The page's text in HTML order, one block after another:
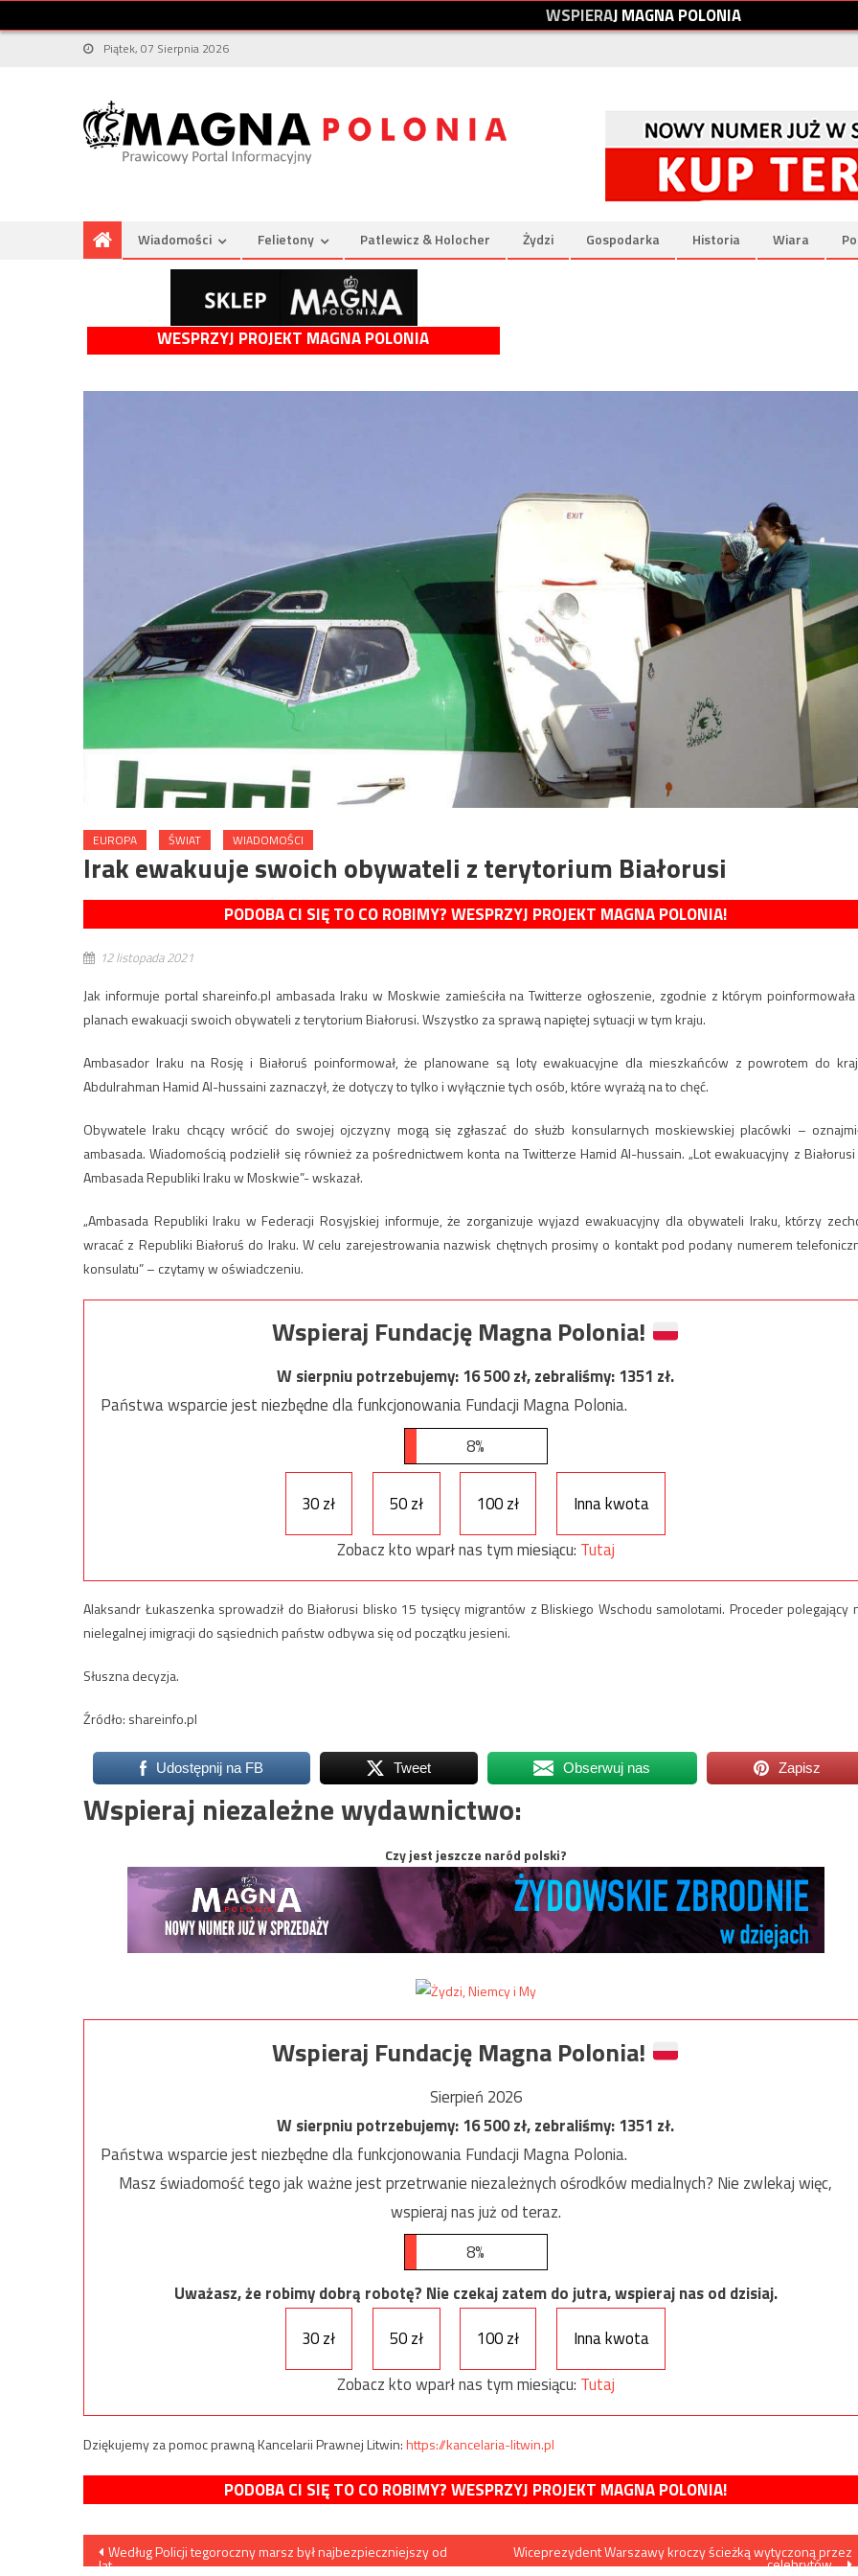
WSPIERAJMAGNAPOLONIA
Piątek, 07 Sierpnia 2026
Wiadomości Felietony Patlewicz & Holocher Żydzi Gospodarka Historia Wiara
WESPRZYJ PROJEKT MAGNA POLONIA
EUROPA ŚWIAT WIADOMOŚCI
Irak ewakuuje swoich obywateli z terytorium Białorusi
PODOBA CI SIĘ TO CO ROBIMY? WESPRZYJ PROJEKT MAGNA POLONIA!
12 listopada 2021
Jak informuje portal shareinfo.pl ambasada Iraku w Moskwie zamieściła na Twitterze ogłoszenie, zgodnie z którym
planach ewakuacji swoich obywateli z terytorium Białorusi. Wszystko za sprawą napiętej sytuacji w tym kraju.
Ambasador Iraku na Rosję i Białoruś poinformował, że planowane są loty ewakuacyjne dla mieszkańców z powrotem do
Abdulrahman Hamid Al-hussaini zaznaczył, że dotyczy to tylko i wyłącznie tych osób, które wyrażą na to chęć.
Obywatele Iraku chcący wrócić do swojej ojczyzny mogą się zgłaszać do służb konsularnych moskiewskiej placówki –
ambasada. Wiadomością podzielił się również za pośrednictwem konta na Twitterze Hamid Al-hussain. „Lot ewakuacyjny z
Ambasada Republiki Iraku w Moskwie”- wskazał.
„Ambasada Republiki Iraku w Federacji Rosyjskiej informuje, że zorganizuje wyjazd ewakuacyjny dla obywateli Iraku, którzy
wracać z Republiki Białoruś do Iraku. W celu zarejestrowania nazwisk chętnych prosimy o kontakt pod podany numerem
konsulatu” – czytamy w oświadczeniu.
Wspieraj Fundację Magna Polonia!
W sierpniu potrzebujemy:16 500zł, zebraliśmy:1351 zł.
Państwa wsparcie jest niezbędne dla funkcjonowania Fundacji Magna Polonia.
8%
30 zł 50 zł 100 zł
Inna kwota
Zobacz kto wparł nas tym miesiącu: Tutaj
Alaksandr Łukaszenka sprowadził do Białorusi blisko 15 tysięcy migrantów z Bliskiego Wschodu samolotami. Proceder polegający
nielegalnej imigracji do sąsiednich państw odbywa się od początku jesieni.
Słuszna decyzja.
Źródło: shareinfo.pl
Udostępnij na FB Tweet Obserwuj nas Zapisz
Wspieraj niezależne wydawnictwo:
Czy jest jeszcze naród polski?
Wspieraj Fundację Magna Polonia!
Sierpień 2026
W sierpniu potrzebujemy:16 500zł, zebraliśmy:1351 zł.
Państwa wsparcie jest niezbędne dla funkcjonowania Fundacji Magna Polonia.
Masz świadomość tego jak ważne jest przetrwanie niezależnych ośrodków medialnych? Nie zwlekaj więc,
wspieraj nas już od teraz.
8%
Uważasz, że robimy dobrą robotę? Nie czekaj zatem do jutra, wspieraj nas od dzisiaj.
30 zł
50 zł 100 zł
Inna kwota
Zobacz kto wparł nas tym miesiącu: Tutaj
Dziękujemy za pomoc prawną Kancelarii Prawnej Litwin:https://kancelaria-litwin.pl
PODOBA CI SIĘ TO CO ROBIMY? WESPRZYJ PROJEKT MAGNA POLONIA!
Nawigacja
Według Policji tegoroczny marsz był najbezpieczniejszy od
lat
Wiceprezydent Warszawy kroczy ścieżką wytyczoną przez
celebrytów…